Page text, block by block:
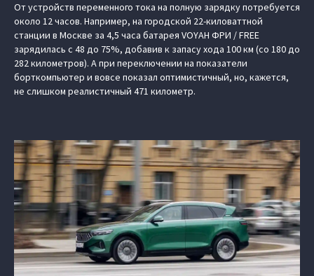
От устройств переменного тока на полную зарядку потребуется
около 12 часов. Например, на городской 22-киловаттной
станции в Москве за 4,5 часа батарея VOYAH ФРИ / FREE
зарядилась с 48 до 75%, добавив к запасу хода 100 км (со 180 до
282 километров). А при переключении на показатели
борткомпьютер и вовсе показал оптимистичный, но, кажется,
не слишком реалистичный 471 километр.